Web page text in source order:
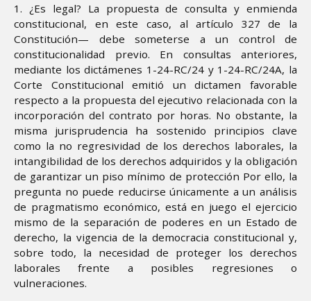
1. ¿Es legal? La propuesta de consulta y enmienda
constitucional, en este caso, al artículo 327 de la
Constitución— debe someterse a un control de
constitucionalidad previo. En consultas anteriores,
mediante los dictámenes 1-24-RC/24 y 1-24-RC/24A, la
Corte Constitucional emitió un dictamen favorable
respecto a la propuesta del ejecutivo relacionada con la
incorporación del contrato por horas. No obstante, la
misma jurisprudencia ha sostenido principios clave
como la no regresividad de los derechos laborales, la
intangibilidad de los derechos adquiridos y la obligación
de garantizar un piso mínimo de protección Por ello, la
pregunta no puede reducirse únicamente a un análisis
de pragmatismo económico, está en juego el ejercicio
mismo de la separación de poderes en un Estado de
derecho, la vigencia de la democracia constitucional y,
sobre todo, la necesidad de proteger los derechos
laborales frente a posibles regresiones o
vulneraciones.